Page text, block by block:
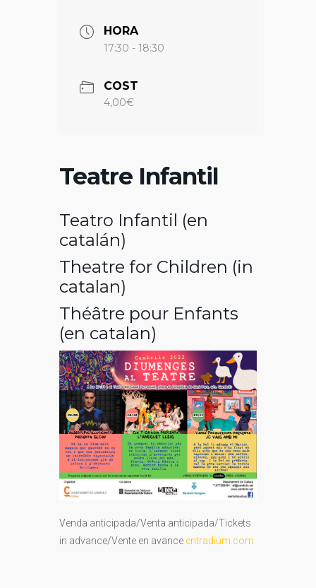
HORA
17:30 - 18:30
COST
4,00€
Teatre Infantil
Teatro Infantil (en
catalán)
Theatre for Children (in
catalan)
Théâtre pour Enfants
(en catalan)
Venda anticipada/Venta anticipada/Tickets
in advance/Vente en avance entradium.com